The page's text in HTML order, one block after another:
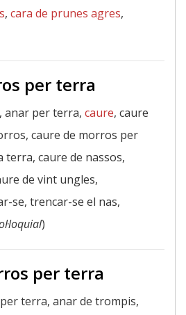
, cara de prunes agres,
per terra
anar per terra, caure, caure
caure de morros per
terra, caure de nassos,
de vint ungles,
se, trencar-se el nas,
)
per terra
terra, anar de trompis,